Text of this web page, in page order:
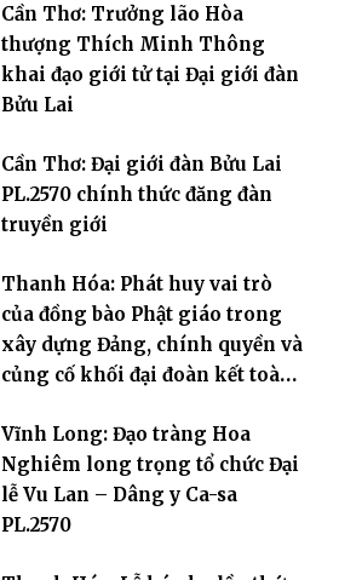
Cần Thơ: Trưởng lão Hòa
thượng Thích Minh Thông
khai đạo giới tử tại Đại giới đàn
Bửu Lai
Cần Thơ: Đại giới đàn Bửu Lai
PL.2570 chính thức đăng đàn
truyền giới
Thanh Hóa: Phát huy vai trò
của đồng bào Phật giáo trong
xây dựng Đảng, chính quyền và
củng cố khối đại đoàn kết toàn
Vĩnh Long: Đạo tràng Hoa
Nghiêm long trọng tổ chức Đại
lễ Vu Lan – Dâng y Ca-sa
PL.2570